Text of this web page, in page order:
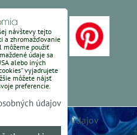
osobných údajov
návštevy tejto
a zhromažďovanie
môžeme použiť
údaje sa
alebo iných
vyjadrujete
môžete nájsť
preferencie.
údajov